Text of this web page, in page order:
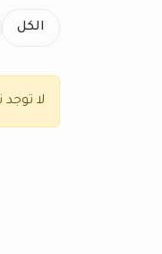
الكل
لا